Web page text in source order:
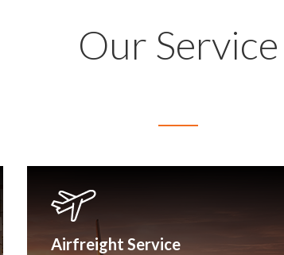
Our Service
Airfreight Service